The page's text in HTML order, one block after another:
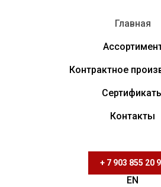
Главная
Контрактное
Контакты
+ 7 903 855 20
EN